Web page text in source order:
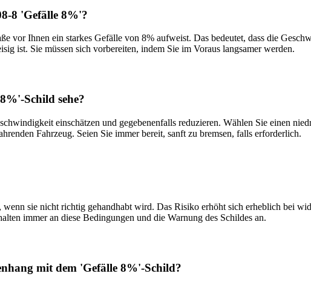
8 'Gefälle 8%'?
vor Ihnen ein starkes Gefälle von 8% aufweist. Das bedeutet, dass die
ist. Sie müssen sich vorbereiten, indem Sie im Voraus langsamer werden.
Schild sehe?
einschätzen und gegebenenfalls reduzieren. Wählen Sie einen
Fahrzeug. Seien Sie immer bereit, sanft zu bremsen, falls erforderlich.
sie nicht richtig gehandhabt wird. Das Risiko erhöht sich erheblich bei
immer an diese Bedingungen und die Warnung des Schildes an.
mit dem 'Gefälle 8%'-Schild?